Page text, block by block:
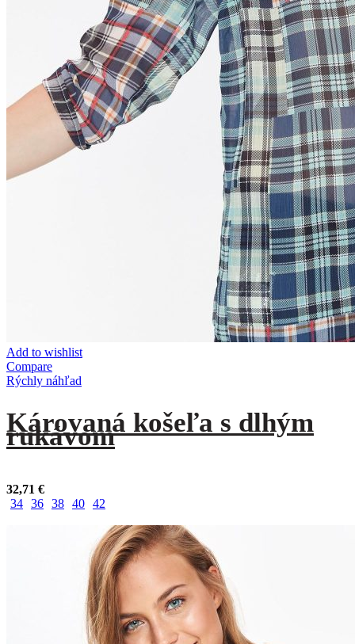
Add to wishlist
Compare
Rýchly náhľad
Károvaná košeľa s dlhým
rukávom
32,71 €
34 36 38 40 42